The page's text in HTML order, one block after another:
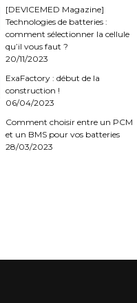
[DEVICEMED Magazine]
Technologies de batteries :
comment sélectionner la cellule
qu’il vous faut ?
20/11/2023
ExaFactory : début de la
construction !
06/04/2023
Comment choisir entre un PCM
et un BMS pour vos batteries
28/03/2023